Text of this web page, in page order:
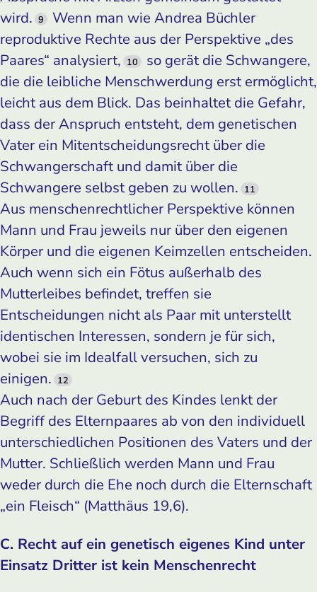
wird. 9
Wenn man wie Andrea Büchler
reproduktive Rechte aus der Perspektive „des
Paares“ analysiert, 10
so gerät die Schwangere,
die die leibliche Menschwerdung erst ermöglicht,
leicht aus dem Blick. Das beinhaltet die Gefahr,
dass der Anspruch entsteht, dem genetischen
Vater ein Mitentscheidungsrecht über die
Schwangerschaft und damit über die
Schwangere selbst geben zu wollen. 11
Aus menschenrechtlicher Perspektive können
Mann und Frau jeweils nur über den eigenen
Körper und die eigenen Keimzellen entscheiden.
Auch wenn sich ein Fötus außerhalb des
Mutterleibes befindet, treffen sie
Entscheidungen nicht als Paar mit unterstellt
identischen Interessen, sondern je für sich,
wobei sie im Idealfall versuchen, sich zu
einigen. 12
Auch nach der Geburt des Kindes lenkt der
Begriff des Elternpaares ab von den individuell
unterschiedlichen Positionen des Vaters und der
Mutter. Schließlich werden Mann und Frau
weder durch die Ehe noch durch die Elternschaft
„ein Fleisch“ (Matthäus 19,6).
C. Recht auf ein genetisch eigenes Kind unter
Einsatz Dritter ist kein Menschenrecht